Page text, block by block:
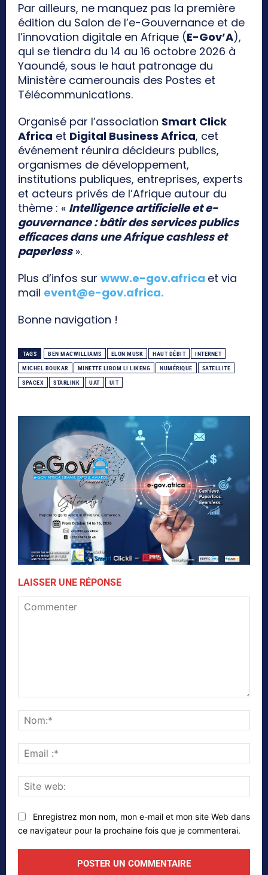
Par ailleurs, ne manquez pas la première
édition du Salon de l’e-Gouvernance et de
l’innovation digitale en Afrique (E-Gov’A),
qui se tiendra du 14 au 16 octobre 2026 à
Yaoundé, sous le haut patronage du
Ministère camerounais des Postes et
Télécommunications.
Organisé par l’association Smart Click
Africa et Digital Business Africa, cet
événement réunira décideurs publics,
organismes de développement,
institutions publiques, entreprises, experts
et acteurs privés de l’Afrique autour du
thème : « Intelligence artificielle et e-
gouvernance : bâtir des services publics
efficaces dans une Afrique cashless et
paperless».
Plus d’infos sur www.e-gov.africa et via
mail event@e-gov.africa.
Bonne navigation !
TAGS BEN MACWILLIAMS ELON MUSK HAUT DÉBIT INTERNET
MICHEL BOUKAR MINETTE LIBOM LI LIKENG NUMÉRIQUE SATELLITE
SPACEX STARLINK UAT UIT
LAISSER UNE RÉPONSE
:*
web:
Enregistrez mon nom, mon e-mail et mon site Web dans
ce navigateur pour la prochaine fois que je commenterai.